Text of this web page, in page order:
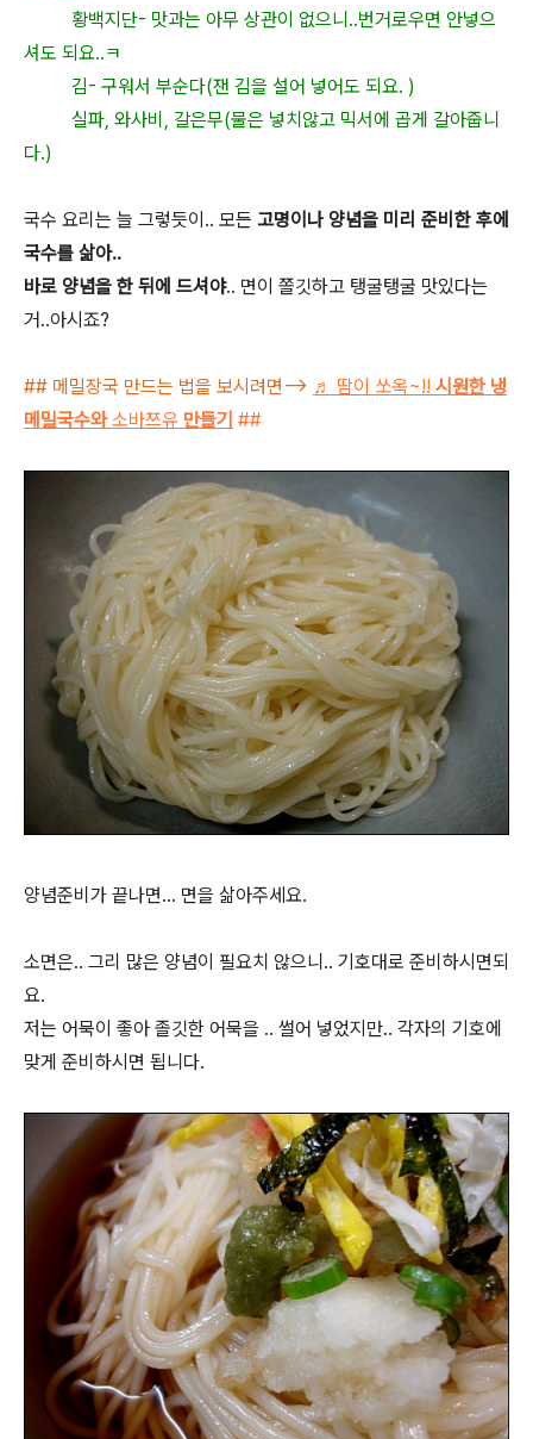
황백지단- 맛과는 아무 상관이 없으니..번거로우면 안넣으
셔도 되요..ㅋ
김- 구워서 부순다(잰 김을 설어 넣어도 되요. )
실파, 와사비, 갈은무(물은 넣치않고 믹서에 곱게 갈아줍니
다.)
국수 요리는 늘 그렇듯이.. 모든 고명이나 양념을 미리 준비한 후에
국수를 삶아..
바로 양념을 한 뒤에 드셔야.. 면이 쫄깃하고 탱굴탱굴 맛있다는
거..아시죠?
## 메밀장국 만드는 법을 보시려면--> ♬ 땀이 쏘옥~!! 시원한 냉
메밀국수와소바쯔유 만들기 ##
양념준비가 끝나면... 면을 삶아주세요.
소면은.. 그리 많은 양념이 필요치 않으니.. 기호대로 준비하시면되
요.
저는 어묵이 좋아 졸깃한 어묵을 .. 썰어 넣었지만.. 각자의 기호에
맞게 준비하시면 됩니다.